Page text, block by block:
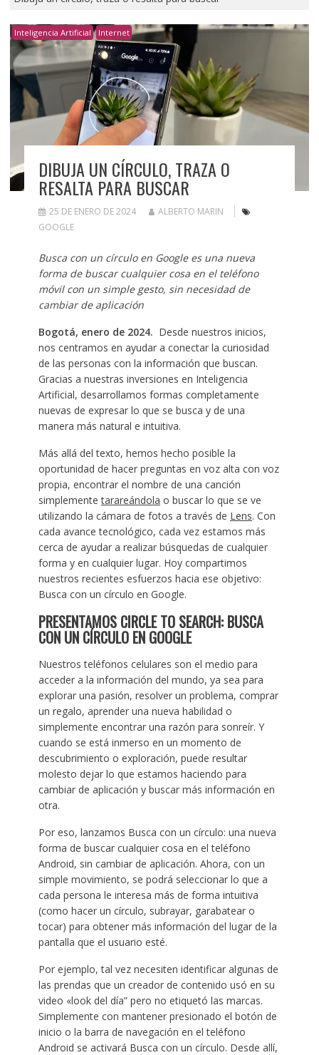
Inteligencia Artificial Internet
DIBUJA UN CÍRCULO, TRAZA O
RESALTA PARA BUSCAR
25 DE ENERO DE 2024
ALBERTO MARIN
GOOGLE
Busca con un círculo en Google es una nueva
forma de buscar cualquier cosa en el teléfono
móvil con un simple gesto, sin necesidad de
cambiar de aplicación
Bogotá, enero de 2024. Desde nuestros inicios,
nos centramos en ayudar a conectar la curiosidad
de las personas con la información que buscan.
Gracias a nuestras inversiones en Inteligencia
Artificial, desarrollamos formas completamente
nuevas de expresar lo que se busca y de una
manera más natural e intuitiva.
Más allá del texto, hemos hecho posible la
oportunidad de hacer preguntas en voz alta con voz
propia, encontrar el nombre de una canción
simplementetarareándola o buscar lo que se ve
utilizando la cámara de fotos a través de Lens. Con
cada avance tecnológico, cada vez estamos más
cerca de ayudar a realizar búsquedas de cualquier
forma y en cualquier lugar. Hoy compartimos
nuestros recientes esfuerzos hacia ese objetivo:
Busca con un círculo en Google.
PRESENTAMOS CIRCLE TO SEARCH: BUSCA
CON UN CÍRCULO EN GOOGLE
Nuestros teléfonos celulares son el medio para
acceder a la información del mundo, ya sea para
explorar una pasión, resolver un problema, comprar
un regalo, aprender una nueva habilidad o
simplemente encontrar una razón para sonreír. Y
cuando se está inmerso en un momento de
descubrimiento o exploración, puede resultar
molesto dejar lo que estamos haciendo para
cambiar de aplicación y buscar más información en
otra.
Por eso, lanzamos Busca con un círculo: una nueva
forma de buscar cualquier cosa en el teléfono
Android, sin cambiar de aplicación. Ahora, con un
simple movimiento, se podrá seleccionar lo que a
cada persona le interesa más de forma intuitiva
(como hacer un círculo, subrayar, garabatear o
tocar) para obtener más información del lugar de la
pantalla que el usuario esté.
Por ejemplo, tal vez necesiten identificar algunas de
las prendas que un creador de contenido usó en su
video «look del día” pero no etiquetó las marcas.
Simplemente con mantener presionado el botón de
inicio o la barra de navegación en el teléfono
Android se activará Busca con un círculo. Desde allí,